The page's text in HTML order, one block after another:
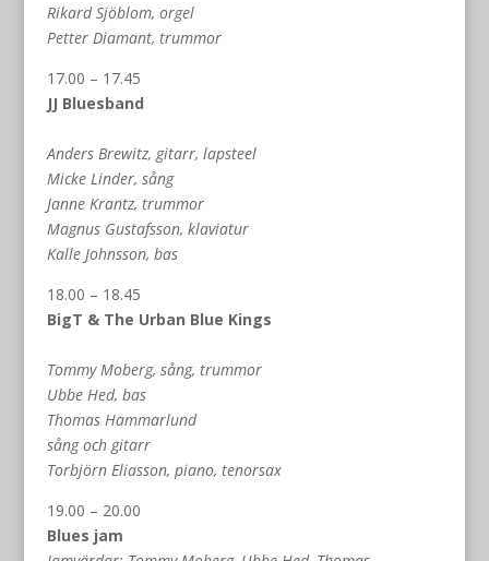
Rikard Sjöblom, orgel
Petter Diamant, trummor
17.00 – 17.45
JJ Bluesband
Anders Brewitz, gitarr, lapsteel
Micke Linder, sång
Janne Krantz, trummor
Magnus Gustafsson, klaviatur
Kalle Johnsson, bas
18.00 – 18.45
BigT & The Urban Blue Kings
Tommy Moberg, sång, trummor
Ubbe Hed, bas
Thomas Hammarlund
sång och gitarr
Torbjörn Eliasson, piano, tenorsax
19.00 – 20.00
Blues jam